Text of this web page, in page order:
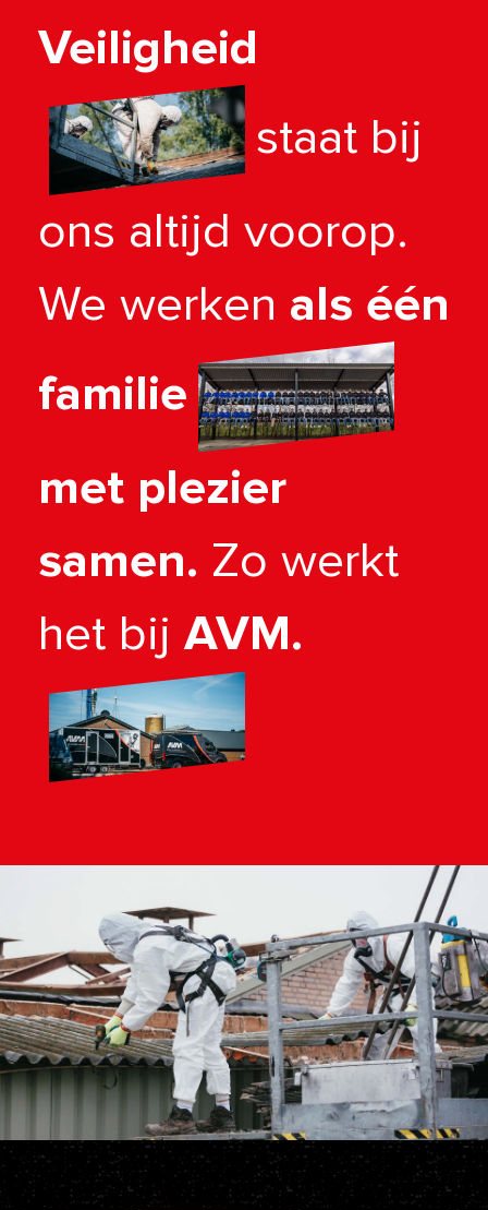
Veiligheid
staat bij
ons altijd voorop.
We werken als één
familie
met plezier
samen. Zo werkt
het bij AVM.